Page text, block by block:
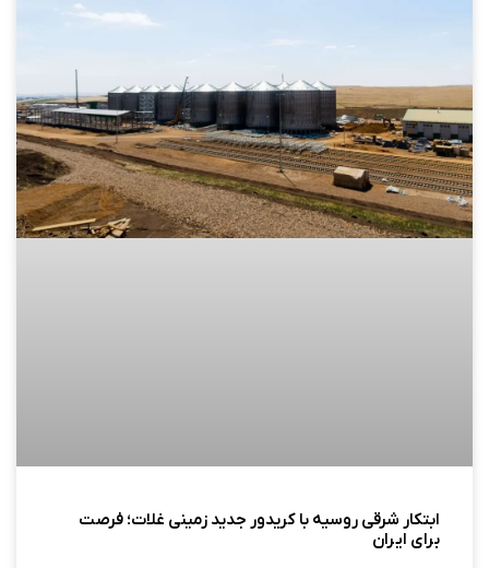
ابتکار شرقی روسیه با کریدور جدید زمینی غلات؛ فرصت
برای ایران